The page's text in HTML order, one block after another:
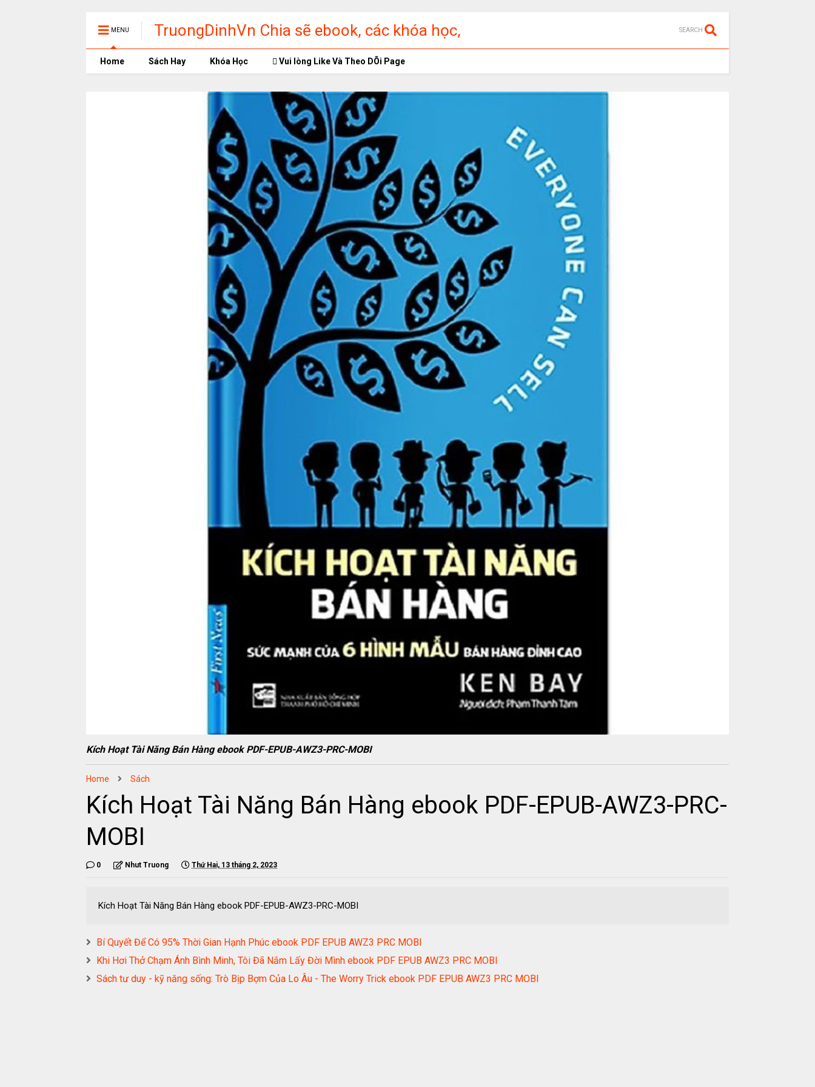
MENU
TruongDinhVn Chia sẽ ebook, các khóa học,
phần mềm học tập miễn phí
SEARCH
Home Sách Hay Khóa Học Vui lòng Like Và Theo DÕi Page
Kích Hoạt Tài Năng Bán Hàng ebook PDF-EPUB-AWZ3-PRC-MOBI
Home Sách
Kích Hoạt Tài Năng Bán Hàng ebook PDF-EPUB-AWZ3-PRC-
MOBI
0 Nhut Truong Thứ Hai, 13 tháng 2, 2023
Kích Hoạt Tài Năng Bán Hàng ebook PDF-EPUB-AWZ3-PRC-MOBI
Bí Quyết Để Có 95% Thời Gian Hạnh Phúc ebook PDF EPUB AWZ3 PRC MOBI
Khi Hơi Thở Chạm Ánh Bình Minh, Tôi Đã Nắm Lấy Đời Mình ebook PDF EPUB AWZ3 PRC MOBI
Sách tư duy - kỹ năng sống: Trò Bịp Bợm Của Lo Âu - The Worry Trick ebook PDF EPUB AWZ3 PRC MOBI